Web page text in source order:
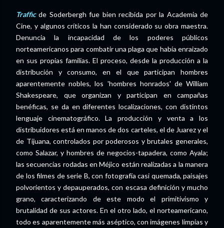
Traffic de Soderbergh fue bien recibida por la Academia de
Cine, y algunos críticos la han considerado su obra maestra.
Denuncia la incapacidad de los poderes públicos
norteamericanos para combatir una plaga que había enraizado
en sus propias familias. El proceso, desde la producción a la
distribución y consumo, en el que participan hombres
aparentemente nobles, los 'hombres honrados' de William
Shakespeare, que organizan y participan en campañas
benéficas, se da en diferentes localizaciones, con distintos
lenguaje cinematográfico. La producción y venta a los
distribuidores está en manos de dos carteles, el de Juarez y el
de Tijuana, controlados por poderosos y brutales generales,
como Salazar, y hombres de negocios-tapadera, como Ayala;
las secuencias rodadas en Méjico están realizadas a la manera
de los filmes de serie B, con fotografía casi quemada, paisajes
polvorientos y depauperados, con escasa definición y mucho
grano, caracterizando de este modo el primitivismo y
brutalidad de sus actores. En el otro lado, el norteamericano,
todo es aparentemente más aséptico, con imágenes limpias y